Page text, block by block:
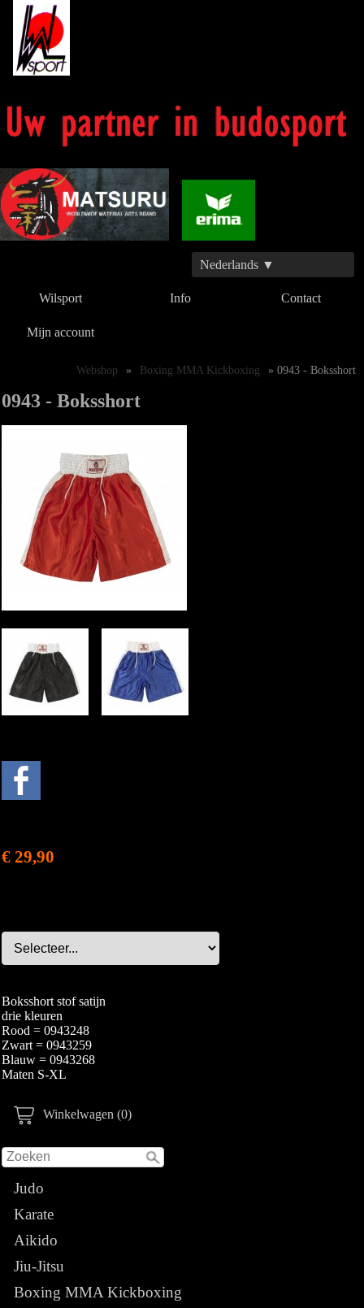
Nederlands ▼
Wilsport Info Contact
Mijn account
Winkelwagen (0)
Judo
Karate
Aikido
Jiu-Jitsu
Boxing MMA Kickboxing
Webshop » Boxing MMA Kickboxing » 0943 - Boksshort
0943 - Boksshort
€ 29,90
Boksshort stof satijn
drie kleuren
Rood = 0943248
Zwart = 0943259
Blauw = 0943268
Maten S-XL